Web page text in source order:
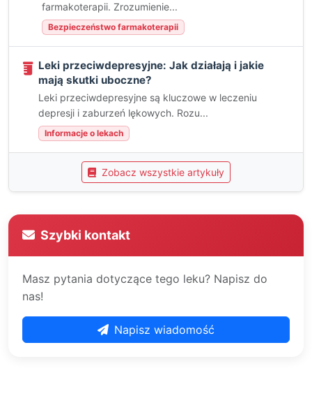
farmakoterapii. Zrozumienie...
Bezpieczeństwo farmakoterapii
Leki przeciwdepresyjne: Jak działają i jakie
mają skutki uboczne?
Leki przeciwdepresyjne są kluczowe w leczeniu
depresji i zaburzeń lękowych. Rozu...
Informacje o lekach
Zobacz wszystkie artykuły
Szybki kontakt
Masz pytania dotyczące tego leku? Napisz do
nas!
Napisz wiadomość